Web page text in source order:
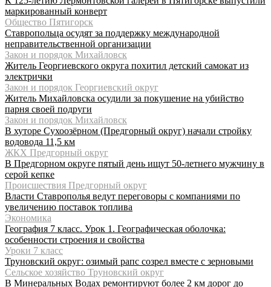
маркированный конверт
Общество Пятигорск
Ставропольца осудят за поддержку международной
неправительственной организации
Закон и порядок Михайловск
Житель Георгиевского округа похитил детский самокат из
электрички
Закон и порядок Георгиевский округ
Житель Михайловска осудили за покушение на убийство
парня своей подруги
Закон и порядок Михайловск
В хуторе Сухоозёрном (Предгорный округ) начали стройку
водовода 11,5 км
ЖКХ Предгорный округ
В Предгорном округе пятый день ищут 50-летнего мужчину в
серой кепке
Происшествия Предгорный округ
Власти Ставрополья ведут переговоры с компаниями по
увеличению поставок топлива
Экономика
География 7 класс. Урок 1. Географическая оболочка:
особенности строения и свойства
Уроки 7 класс
Труновский округ: озимый рапс созрел вместе с зерновыми
Сельское хозяйство Труновский округ
В Минеральных Водах ремонтируют более 2 км дорог до